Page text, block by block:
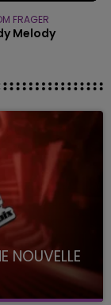
FRAGER
Melody
NOUVELLE